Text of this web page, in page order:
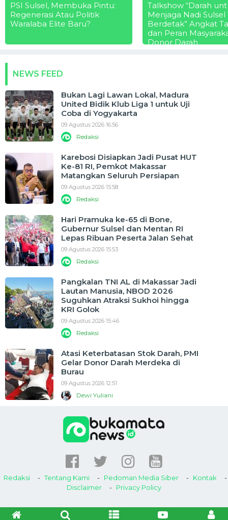
PSI Sulsel, Membuka Pintu:
Regenerasi Atau Politik
Waralaba Elite Baru?
Talkshow “Darah
Menjaga Nadi Sulsel
Berdetak” Angkat
dan Peran
Donor Darah
NEWS FEED
Bukan Lagi Lawan Lokal, Madura
United Bidik Klub Liga 1 untuk Uji
Coba di Yogyakarta
09 Agustus 2026 16:56
Redaksi
Karebosi Disiapkan Jadi Pusat HUT
Ke-81 RI, Pemkot Makassar
Matangkan Seluruh Persiapan
09 Agustus 2026 15:58
Redaksi
Hari Pramuka ke-65 di Bone,
Gubernur Sulsel dan Mentan RI
Lepas Ribuan Peserta Jalan Sehat
09 Agustus 2026 15:53
Redaksi
Pangkalan TNI AL di Makassar Jadi
Lautan Manusia, NBOD 2026
Suguhkan Atraksi Sukhoi hingga
KRI Golok
09 Agustus 2026 15:46
Redaksi
Atasi Keterbatasan Stok Darah, PMI
Gelar Donor Darah Merdeka di
Burau
09 Agustus 2026 12:51
Dewi Yuliani
Redaksi Tentang Kami Pedoman Media Siber
Kontak
Disclaimer
Privacy Policy